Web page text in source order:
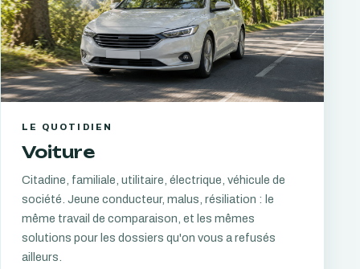
LE QUOTIDIEN
Voiture
Citadine, familiale, utilitaire, électrique, véhicule de
société. Jeune conducteur, malus, résiliation : le
même travail de comparaison, et les mêmes
solutions pour les dossiers qu'on vous a refusés
ailleurs.